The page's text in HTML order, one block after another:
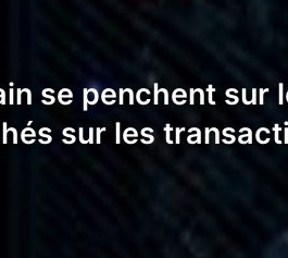
se penchent
sur les